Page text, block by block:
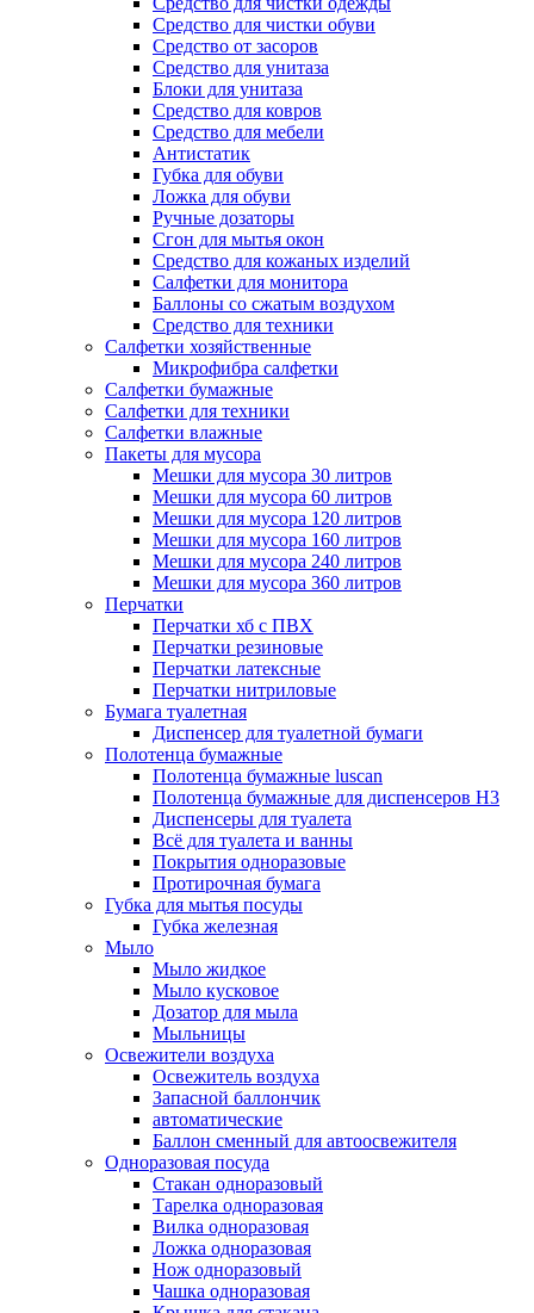
Средство для чистки обуви
Средство от засоров
Средство для унитаза
Блоки для унитаза
Средство для ковров
Средство для мебели
Антистатик
Губка для обуви
Ложка для обуви
Ручные дозаторы
Сгон для мытья окон
Средство для кожаных изделий
Салфетки для монитора
Баллоны со сжатым воздухом
Средство для техники
Салфетки хозяйственные
Микрофибра салфетки
Салфетки бумажные
Салфетки для техники
Салфетки влажные
Пакеты для мусора
Мешки для мусора 30 литров
Мешки для мусора 60 литров
Мешки для мусора 120 литров
Мешки для мусора 160 литров
Мешки для мусора 240 литров
Мешки для мусора 360 литров
Перчатки
Перчатки хб с ПВХ
Перчатки резиновые
Перчатки латексные
Перчатки нитриловые
Бумага туалетная
Диспенсер для туалетной бумаги
Полотенца бумажные
Полотенца бумажные luscan
Полотенца бумажные для диспенсеров H3
Диспенсеры для туалета
Всё для туалета и ванны
Покрытия одноразовые
Протирочная бумага
Губка для мытья посуды
Губка железная
Мыло
Мыло жидкое
Мыло кусковое
Дозатор для мыла
Мыльницы
Освежители воздуха
Освежитель воздуха
Запасной баллончик
автоматические
Баллон сменный для автоосвежителя
Одноразовая посуда
Стакан одноразовый
Тарелка одноразовая
Вилка одноразовая
Ложка одноразовая
Нож одноразовый
Чашка одноразовая